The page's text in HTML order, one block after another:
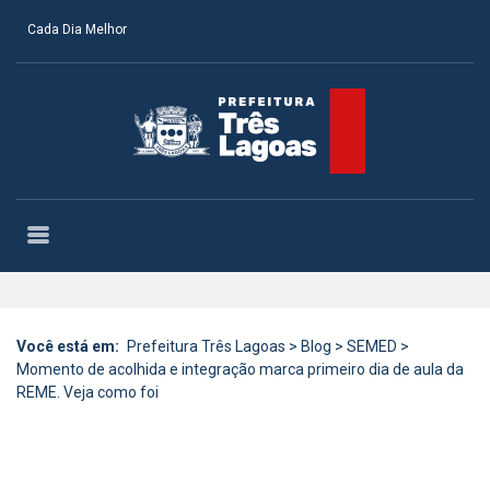
Cada Dia Melhor
Você está em: Prefeitura Três Lagoas > Blog > SEMED >
Momento de acolhida e integração marca primeiro dia de aula da
REME. Veja como foi